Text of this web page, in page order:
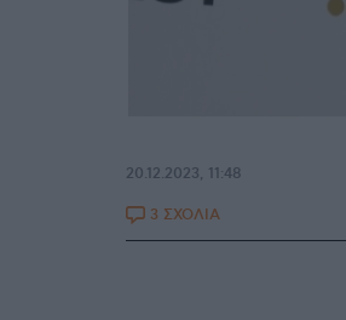
20.12.2023, 11:48
3 ΣΧΟΛΙΑ